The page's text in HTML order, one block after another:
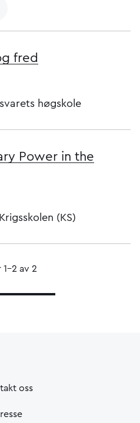
fred
høgskole
Power in the
Krigsskolen (KS)
1–2 av 2
oss